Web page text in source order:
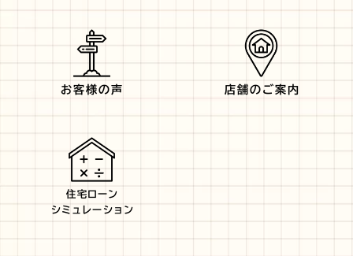
お客様の声 店舗のご案内
住宅ローン
シミュレーション